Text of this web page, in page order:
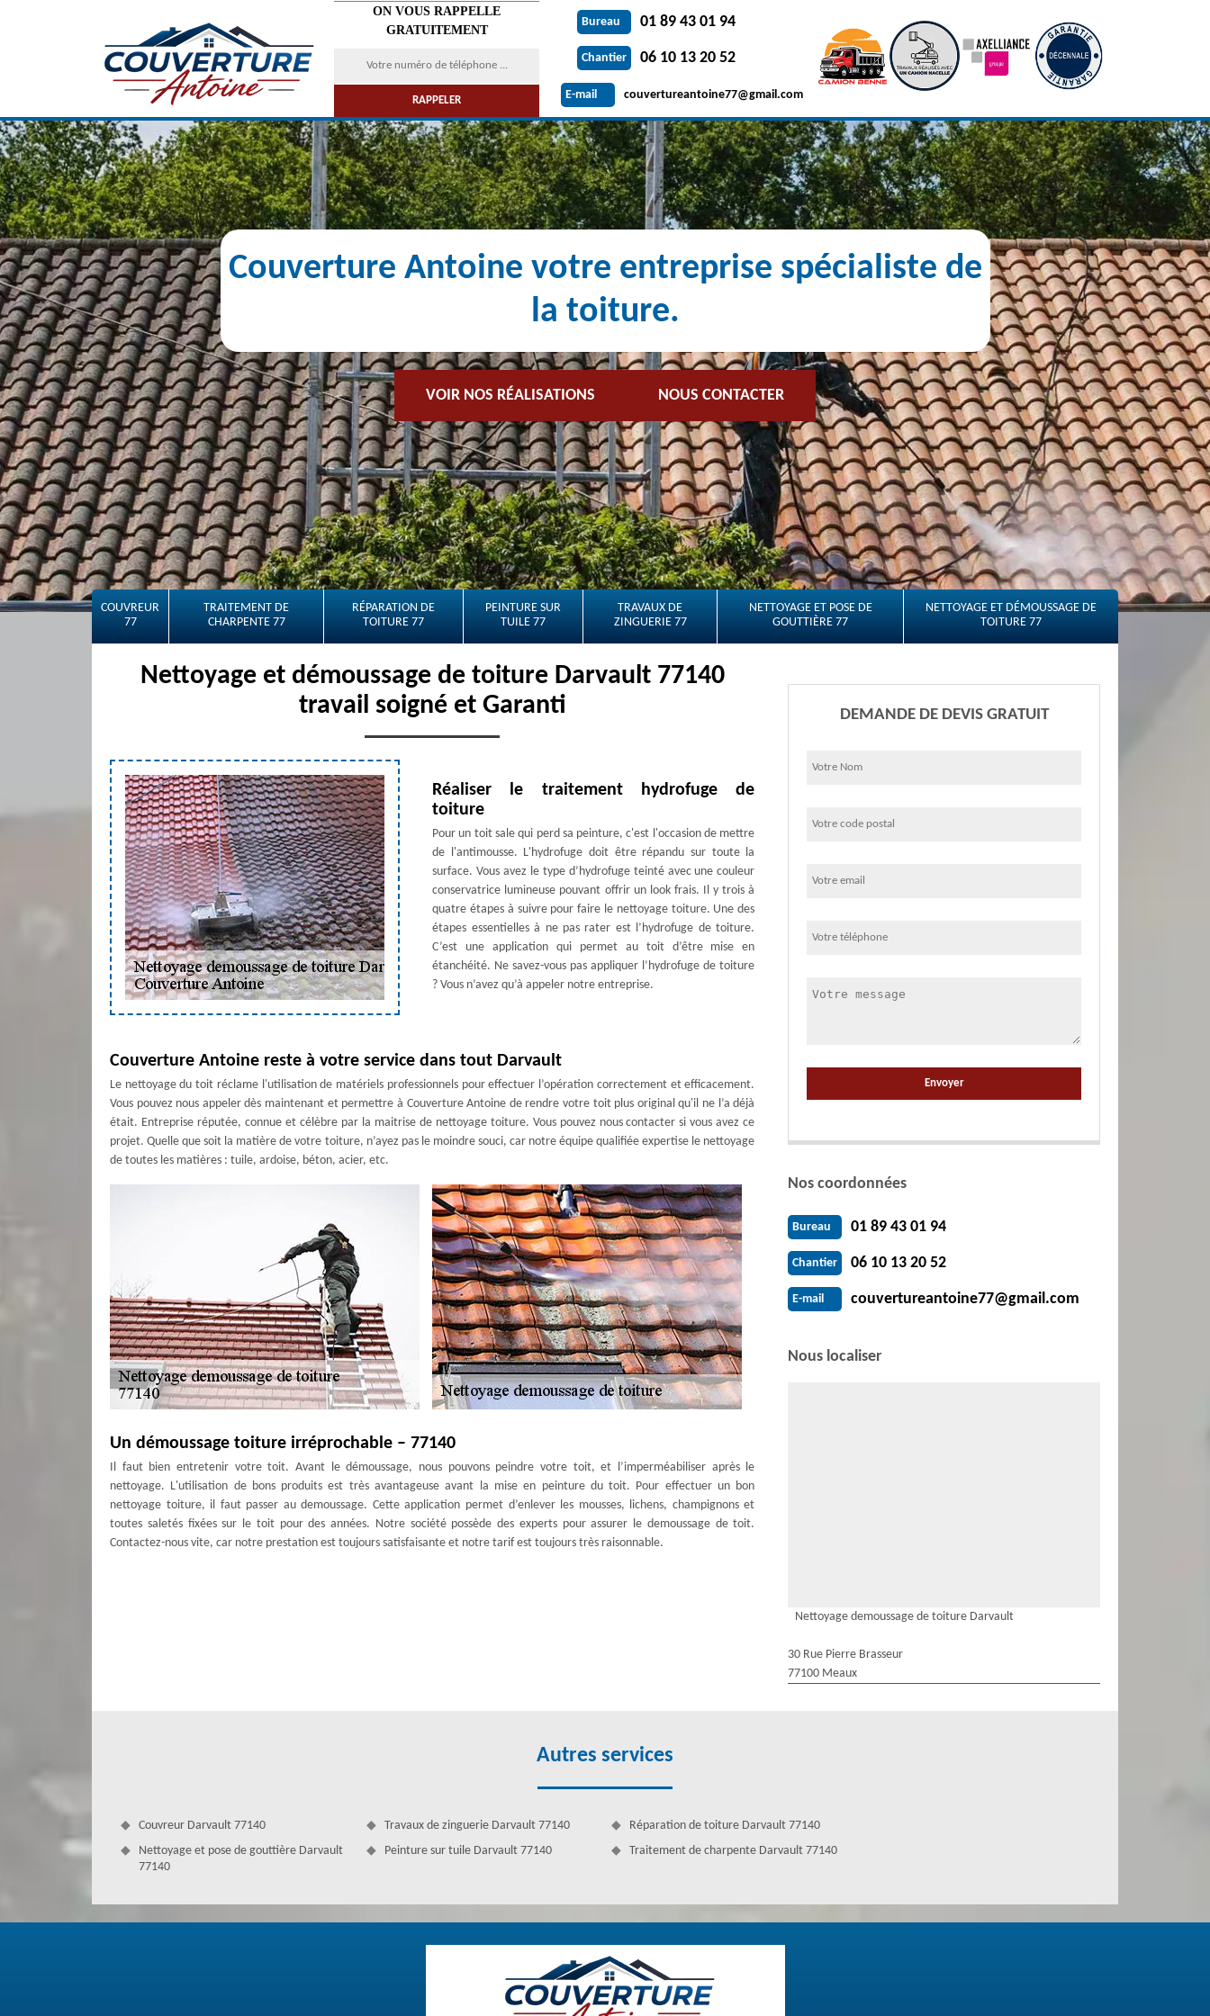
ON VOUS RAPPELLE
GRATUITEMENT
Bureau 01 89 43 01 94
Chantier 06 10 13 20 52
E-mail couvertureantoine77@gmail.com
Couverture Antoine votre entreprise spécialiste de
la toiture.
VOIR NOS RÉALISATIONS NOUS CONTACTER
COUVREUR
77
TRAITEMENT DE
CHARPENTE 77
RÉPARATION DE
TOITURE 77
PEINTURE SUR
TUILE 77
TRAVAUX DE
ZINGUERIE 77
NETTOYAGE ET POSE DE
GOUTTIÈRE 77
NETTOYAGE ET DÉMOUSSAGE DE
TOITURE 77
Nettoyage et démoussage de toiture Darvault 77140
travail soigné et Garanti
Réaliser le traitement hydrofuge de
toiture
Pour un toit sale qui perd sa peinture, c'est l'occasion de mettre
de l'antimousse. L'hydrofuge doit être répandu sur toute la
surface. Vous avez le type d’hydrofuge teinté avec une couleur
conservatrice lumineuse pouvant offrir un look frais. Il y trois à
quatre étapes à suivre pour faire le nettoyage toiture. Une des
étapes essentielles à ne pas rater est l’hydrofuge de toiture.
C’est une application qui permet au toit d’être mise en
étanchéité. Ne savez-vous pas appliquer l’hydrofuge de toiture
? Vous n’avez qu’à appeler notre entreprise.
Couverture Antoine reste à votre service dans tout Darvault
Le nettoyage du toit réclame l'utilisation de matériels professionnels pour effectuer l’opération correctement et efficacement.
Vous pouvez nous appeler dès maintenant et permettre à Couverture Antoine de rendre votre toit plus original qu'il ne l’a déjà
était. Entreprise réputée, connue et célèbre par la maitrise de nettoyage toiture. Vous pouvez nous contacter si vous avez ce
projet. Quelle que soit la matière de votre toiture, n’ayez pas le moindre souci, car notre équipe qualifiée expertise le nettoyage
de toutes les matières : tuile, ardoise, béton, acier, etc.
Un démoussage toiture irréprochable – 77140
Il faut bien entretenir votre toit. Avant le démoussage, nous pouvons peindre votre toit, et l’imperméabiliser après le
nettoyage. L'utilisation de bons produits est très avantageuse avant la mise en peinture du toit. Pour effectuer un bon
nettoyage toiture, il faut passer au demoussage. Cette application permet d’enlever les mousses, lichens, champignons et
toutes saletés fixées sur le toit pour des années. Notre société possède des experts pour assurer le demoussage de toit.
Contactez-nous vite, car notre prestation est toujours satisfaisante et notre tarif est toujours très raisonnable.
Il est conseillé de faire nettoyer votre toit une ou deux fois par an avec des techniciens chevronnés. Évidemment, ce serait
DEMANDE DE DEVIS GRATUIT
Nos coordonnées
Bureau 01 89 43 01 94
Chantier 06 10 13 20 52
E-mail couvertureantoine77@gmail.com
Nous localiser
Nettoyage demoussage de toiture Darvault
30 Rue Pierre Brasseur
77100 Meaux
Autres services
Couvreur Darvault 77140
Nettoyage et pose de gouttière Darvault
77140
Travaux de zinguerie Darvault 77140
Peinture sur tuile Darvault 77140
Réparation de toiture Darvault 77140
Traitement de charpente Darvault 77140